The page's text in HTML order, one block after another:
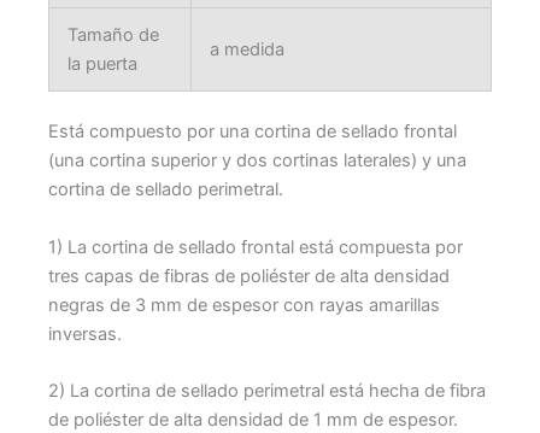
Tamaño de
la puerta
a medida
Está compuesto por una cortina de sellado frontal
(una cortina superior y dos cortinas laterales) y una
cortina de sellado perimetral.
1) La cortina de sellado frontal está compuesta por
tres capas de fibras de poliéster de alta densidad
negras de 3 mm de espesor con rayas amarillas
inversas.
2) La cortina de sellado perimetral está hecha de fibra
de poliéster de alta densidad de 1 mm de espesor.